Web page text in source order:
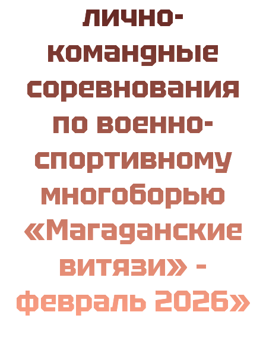
лично-
командные
соревнования
по военно-
спортивному
многоборью
«Магаданские
витязи» –
февраль 2026»